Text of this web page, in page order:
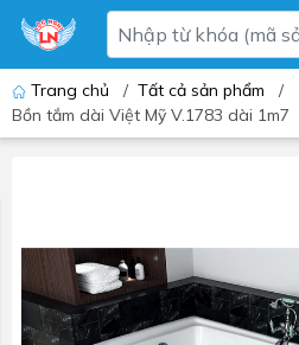
Trang chủ / Tất cả sản phẩm
/
Bồn tắm dài Việt Mỹ V.1783 dài 1m7